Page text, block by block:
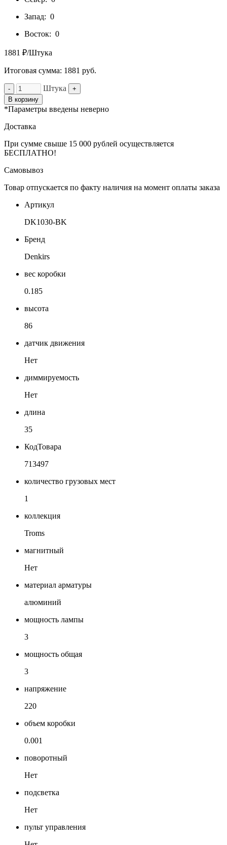
Запад: 0
Восток: 0
1881 ₽/Штука
Итоговая сумма: 1881 руб.
- Штука
+
В корзину
*Параметры введены неверно
Доставка
При сумме свыше 15 000 рублей осуществляется
БЕСПЛАТНО!
Самовывоз
Товар отпускается по факту наличия на момент оплаты заказа
Артикул
DK1030-BK
Бренд
Denkirs
вес коробки
0.185
высота
86
датчик движения
Нет
диммируемость
Нет
длина
35
КодТовара
713497
количество грузовых мест
1
коллекция
Troms
магнитный
Нет
материал арматуры
алюминий
мощность лампы
3
мощность общая
3
напряжение
220
объем коробки
0.001
поворотный
Нет
подсветка
Нет
пульт управления